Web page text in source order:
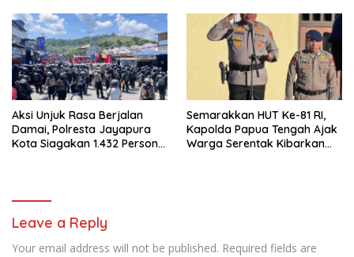
Aksi Unjuk Rasa Berjalan
Damai, Polresta Jayapura
Kota Siagakan 1.432 Personel
Semarakkan HUT Ke-81 RI,
Kapolda Papua Tengah Ajak
Warga Serentak Kibarkan
Leave a Reply
Your email address will not be published. Required fields are